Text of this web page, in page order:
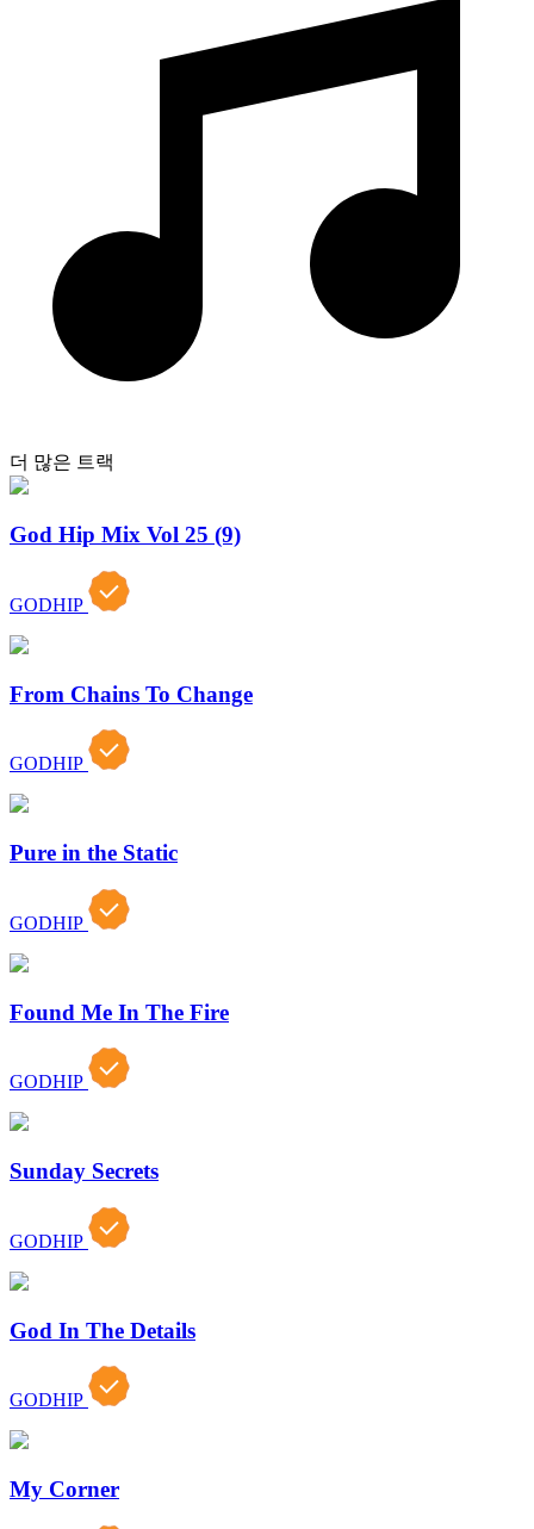
더 많은 트랙
God Hip Mix Vol 25 (9)
GODHIP
From Chains To Change
GODHIP
Pure in the Static
GODHIP
Found Me In The Fire
GODHIP
Sunday Secrets
GODHIP
God In The Details
GODHIP
My Corner